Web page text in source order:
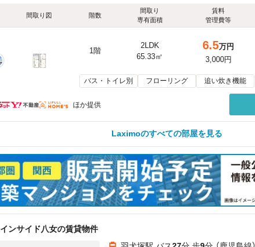
間取り図 階数
間取り
専有面積
賃料
管理費等
1階
2LDK
65.33㎡
6.5万円
3,000円
バス・トイレ別 フローリング 追い炊き機能
ほか提供
Laximoのすべての部屋を見る
インサイド八女の賃貸物件